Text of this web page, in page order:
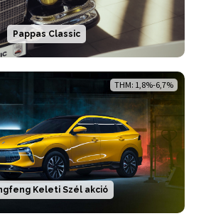
Pappas Classic
THM: 1,8%-6,7%
Keleti Szél akció